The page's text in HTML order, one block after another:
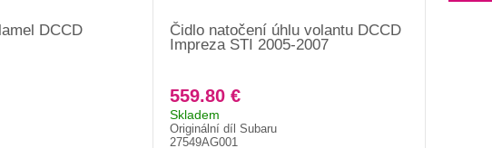
DCCD
Čidlo natočení úhlu volantu DCCD
Impreza STI 2005-2007
559.80 €
Skladem
Originální díl Subaru
27549AG001